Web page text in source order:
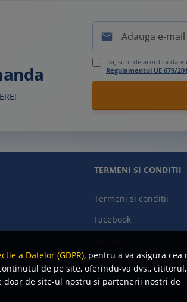
a Datelor (GDPR), pentru a va asigura cea
de pe site, oferindu-va dvs.,
de site-ul nostru si partenerii nostri de

Da, sunt de acord ca
Regulamentul UE 679/
TERMENI SI CONDITII
Termeni si conditii
Facebook
Politica de